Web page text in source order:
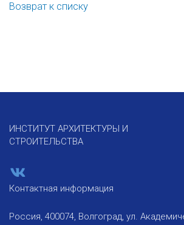
Возврат к списку
ИНСТИТУТ АРХИТЕКТУРЫ И
СТРОИТЕЛЬСТВА
Контактная информация
Россия, 400074, Волгоград, ул.